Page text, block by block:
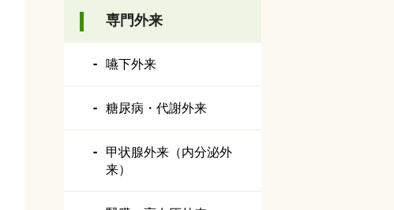
専門外来
嚥下外来
糖尿病・代謝外来
甲状腺外来（内分泌外
来）